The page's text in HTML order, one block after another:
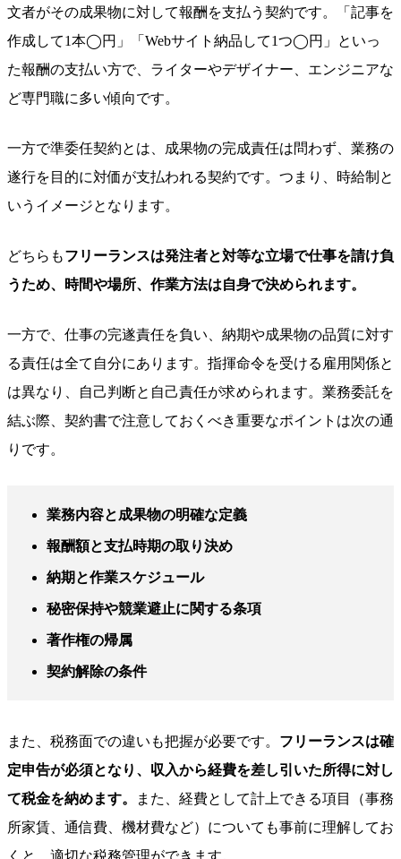
文者がその成果物に対して報酬を支払う契約です。「記事を
作成して1本◯円」「Webサイト納品して1つ◯円」といっ
た報酬の支払い方で、ライターやデザイナー、エンジニアな
ど専門職に多い傾向です。
一方で準委任契約とは、成果物の完成責任は問わず、業務の
遂行を目的に対価が支払われる契約です。つまり、時給制と
いうイメージとなります。
どちらもフリーランスは発注者と対等な立場で仕事を請け負
うため、時間や場所、作業方法は自身で決められます。
一方で、仕事の完遂責任を負い、納期や成果物の品質に対す
る責任は全て自分にあります。指揮命令を受ける雇用関係と
は異なり、自己判断と自己責任が求められます。業務委託を
結ぶ際、契約書で注意しておくべき重要なポイントは次の通
りです。
業務内容と成果物の明確な定義
報酬額と支払時期の取り決め
納期と作業スケジュール
秘密保持や競業避止に関する条項
著作権の帰属
契約解除の条件
また、税務面での違いも把握が必要です。 フリーランスは確
定申告が必須となり、収入から経費を差し引いた所得に対し
て税金を納めます。
また、経費として計上できる項目（事務
所家賃、通信費、機材費など）についても事前に理解してお